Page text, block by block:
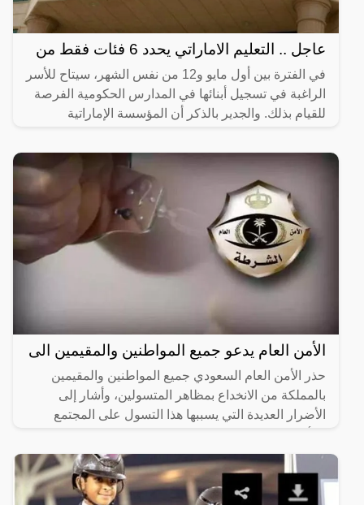
عاجل .. التعليم الاماراتي يحدد 6 فئات فقط من
في الفترة بين أول مايو و12 من نفس الشهر، سيتاح للأسر
الراغبة في تسجيل أبنائها في المدارس الحكومية الفرصة
للقيام بذلك. والجدير بالذكر أن المؤسسة الإماراتية
الأمن العام يدعو جميع المواطنين والمقيمين الى
حذر الأمن العام السعودي جميع المواطنين والمقيمين
بالمملكة من الانخداع بمظاهر المتسولين، وأشار إلى
الأضرار العديدة التي يسببها هذا التسول على المجتمع